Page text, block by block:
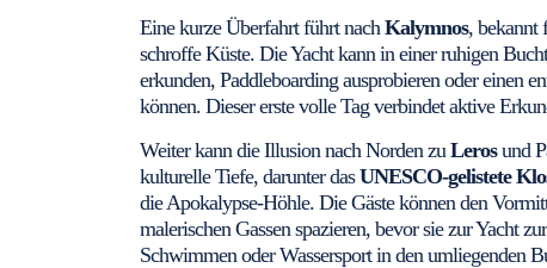
Eine kurze Überfahrt führt nachKalymnos, bekannt
schroffe Küste. Die Yacht kann in einer ruhigen
erkunden, Paddleboarding ausprobieren oder einen
können. Dieser erste volle Tag verbindet aktive
Weiter kann die Illusion nach Norden zu Lerosund
kulturelle Tiefe, darunter dasUNESCO-gelistete
die Apokalypse-Höhle. Die Gäste können den
malerischen Gassen spazieren, bevor sie zur Yacht
Schwimmen oder Wassersport in den umliegenden